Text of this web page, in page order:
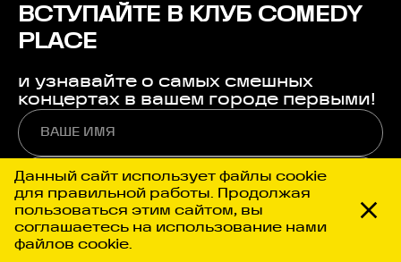
ВСТУПАЙТЕ В КЛУБ COMEDY
PLACE
и узнавайте о самых смешных
концертах в вашем городе первыми!
Данный сайт использует файлы cookie
для правильной работы. Продолжая
пользоваться этим сайтом, вы
соглашаетесь на использование нами
файлов cookie.